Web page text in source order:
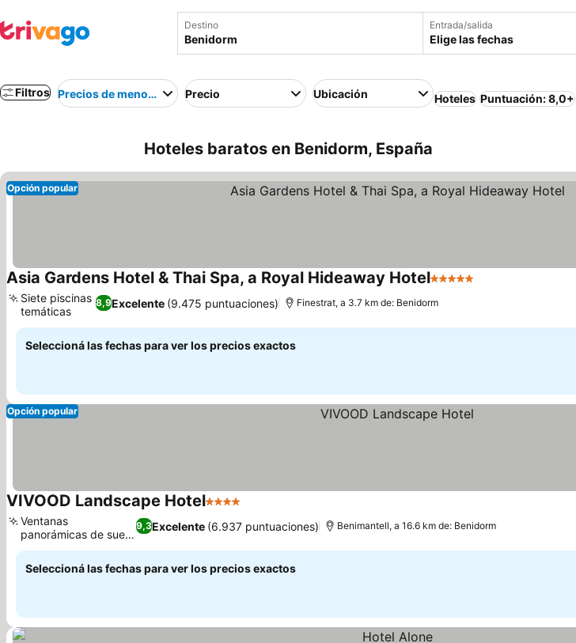
Destino Entrada/salida
Elige las fechas
Filtros Precios de menor a mayorPrecio Ubicación Hoteles Puntuación: 8,0+
Hoteles baratos en Benidorm, España
Opción popular
Asia Gardens Hotel & Thai Spa, a Royal Hideaway Hotel5 Estrellas
8,9Excelente (9.475 puntuaciones)
Siete piscinas
temáticas
Finestrat, a 3.7 km de: Benidorm
Seleccioná las fechas para ver los precios exactos
Opción popular
VIVOOD Landscape Hotel4 Estrellas
9,3Excelente (6.937 puntuaciones)
Ventanas
panorámicas de suelo
a techo
Benimantell, a 16.6 km de: Benidorm
Seleccioná las fechas para ver los precios exactos